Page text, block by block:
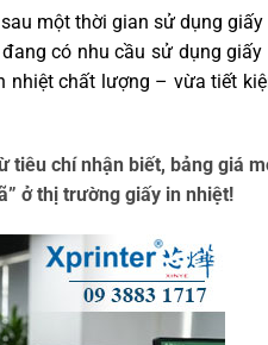
một thời gian sử dụng giấy
có nhu cầu sử dụng giấy
nhiệt chất lượng – vừa tiết
tiêu chí nhận biết, bảng giá
ở thị trường giấy in nhiệt!